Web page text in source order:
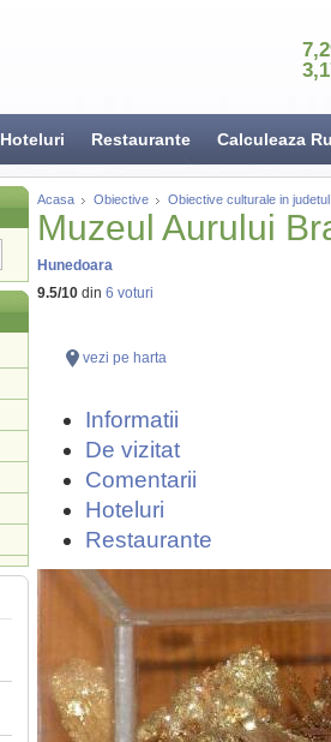
Hoteluri Restaurante Calculeaza
Acasa Obiective Obiective culturale in
Muzeul Aurului
Hunedoara
9.5/10 din 6 voturi
vezi pe harta
Informatii
De vizitat
Comentarii
Hoteluri
Restaurante